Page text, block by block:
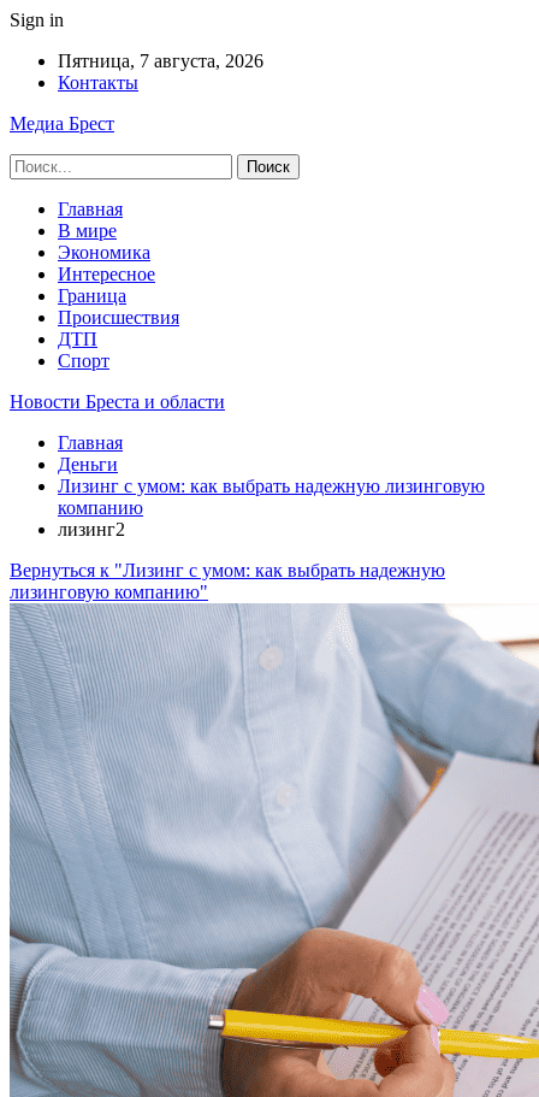
Sign in
Пятница, 7 августа, 2026
Контакты
Медиа Брест
Главная
В мире
Экономика
Интересное
Граница
Происшествия
ДТП
Спорт
Новости Бреста и области
Главная
Деньги
Лизинг с умом: как выбрать надежную лизинговую
компанию
лизинг2
Вернуться к "Лизинг с умом: как выбрать надежную
лизинговую компанию"